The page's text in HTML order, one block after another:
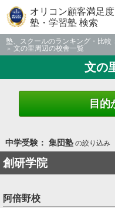
オリコン顧客満足
塾・学習塾 検索
塾、スクールのランキング・比較
文の里周辺の校舎一覧
文の
目的
中学受験： 集団塾の絞り込み
創研学院
阿倍野校